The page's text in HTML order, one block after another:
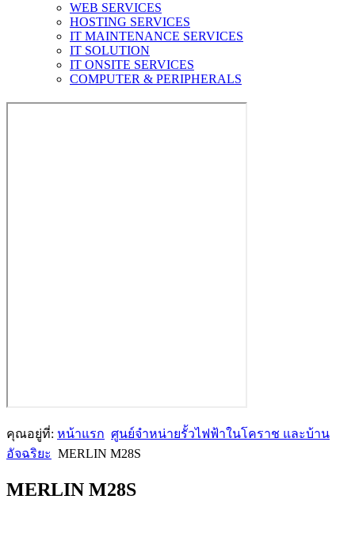
WEB SERVICES
HOSTING SERVICES
IT MAINTENANCE SERVICES
IT SOLUTION
IT ONSITE SERVICES
COMPUTER & PERIPHERALS
คุณอยู่ที่: หน้าแรก ศูนย์จำหน่ายรั้วไฟฟ้าในโคราช และบ้าน
อัจฉริยะ MERLIN M28S
MERLIN M28S